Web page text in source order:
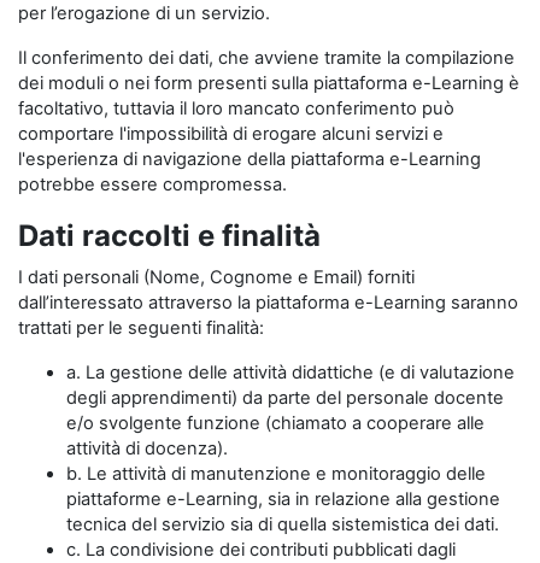
per l’erogazione di un servizio.
Il conferimento dei dati, che avviene tramite la compilazione
dei moduli o nei form presenti sulla piattaforma e-Learning è
facoltativo, tuttavia il loro mancato conferimento può
comportare l'impossibilità di erogare alcuni servizi e
l'esperienza di navigazione della piattaforma e-Learning
potrebbe essere compromessa.
Dati raccolti e finalità
I dati personali (Nome, Cognome e Email) forniti
dall’interessato attraverso la piattaforma e-Learning saranno
trattati per le seguenti finalità:
a. La gestione delle attività didattiche (e di valutazione
degli apprendimenti) da parte del personale docente
e/o svolgente funzione (chiamato a cooperare alle
attività di docenza).
b. Le attività di manutenzione e monitoraggio delle
piattaforme e-Learning, sia in relazione alla gestione
tecnica del servizio sia di quella sistemistica dei dati.
c. La condivisione dei contributi pubblicati dagli